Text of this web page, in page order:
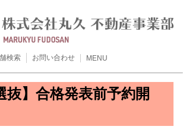
検索 お問い合わせ MENU
抜】合格発表前予約開